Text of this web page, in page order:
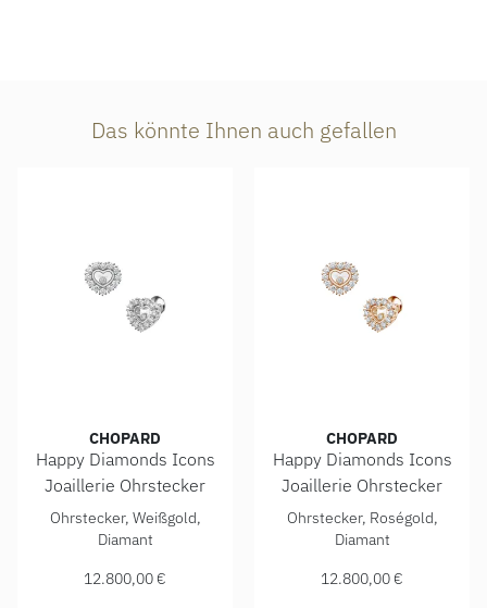
Das könnte Ihnen auch gefallen
CHOPARD
Happy Diamonds Icons
Joaillerie Ohrstecker
Chopard Happy Diamonds Icons Joaillerie Ohrstecker,
Ohrstecker, Weißgold,
Diamant
12.800,00 €
CHOPARD
Happy Diamonds Icons
Joaillerie Ohrstecker
Chopard Happy Diamonds
Ohrstecker, Roségold,
Diamant
12.800,00 €